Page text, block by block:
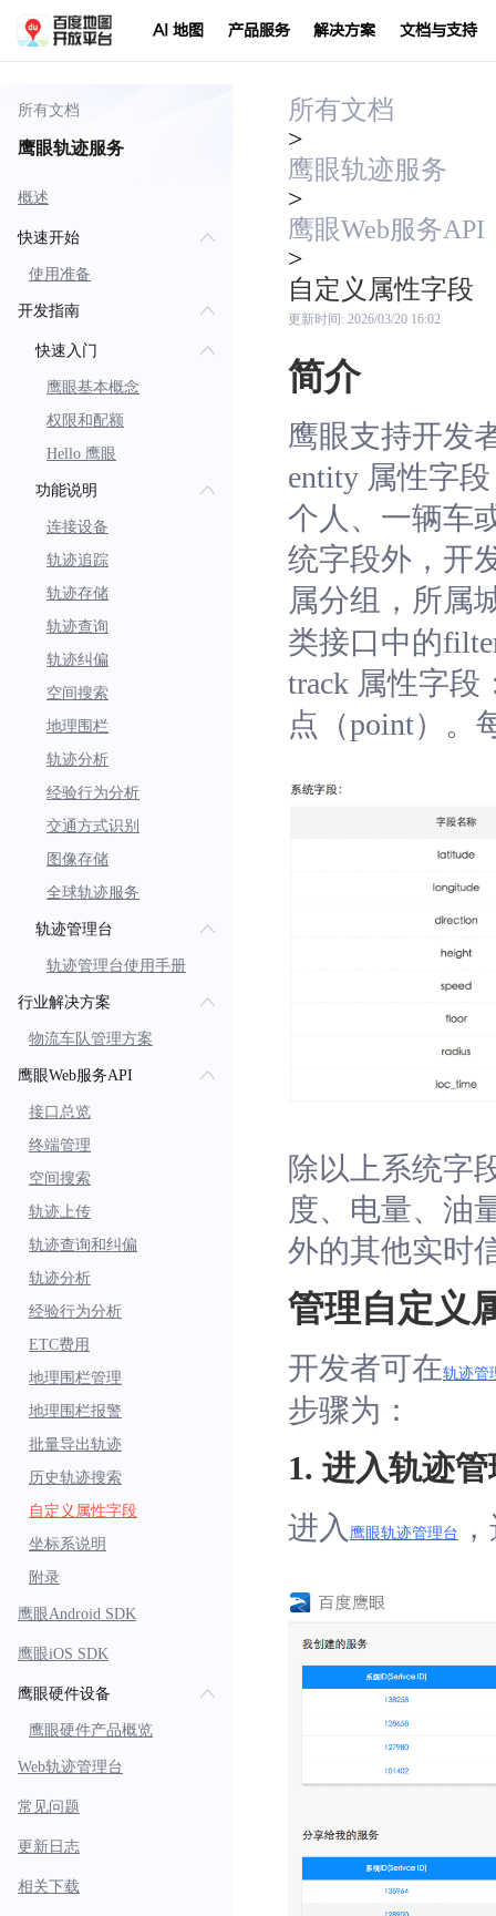
AI 地图 产品服务 解决方案 文档与支持
所有文档
鹰眼轨迹服务
概述
快速开始
使用准备
开发指南
快速入门
鹰眼基本概念
权限和配额
Hello 鹰眼
功能说明
连接设备
轨迹追踪
轨迹存储
轨迹查询
轨迹纠偏
空间搜索
地理围栏
轨迹分析
经验行为分析
交通方式识别
图像存储
全球轨迹服务
轨迹管理台
轨迹管理台使用手册
行业解决方案
物流车队管理方案
鹰眼Web服务API
接口总览
终端管理
空间搜索
轨迹上传
轨迹查询和纠偏
轨迹分析
经验行为分析
ETC费用
地理围栏管理
地理围栏报警
批量导出轨迹
历史轨迹搜索
自定义属性字段
坐标系说明
附录
鹰眼Android SDK
鹰眼iOS SDK
鹰眼硬件设备
鹰眼硬件产品概览
Web轨迹管理台
常见问题
更新日志
相关下载
所有文档
>
鹰眼轨迹服务
>
鹰眼Web服务API
>
自定义属性字段
更新时间: 2026/03/20 16:02
简介
鹰眼支持开发
entity 属性字
个人、一辆车
统字段外，开
属分组，所属
类接口中的
track 属性字段
点（point）。
除以上系统字
度、电量、油
外的其他实时
管理自定义
开发者可在轨迹管
步骤为：
1. 进入轨迹
进入 鹰眼轨迹管理台